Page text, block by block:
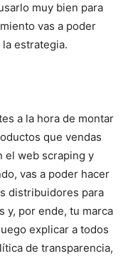
muy bien para
vas a poder
estrategia.
a la hora de montar
que vendas
el web scraping y
vas a poder hacer
distribuidores para
y, por ende, tu marca
explicar a todos
de transparencia,